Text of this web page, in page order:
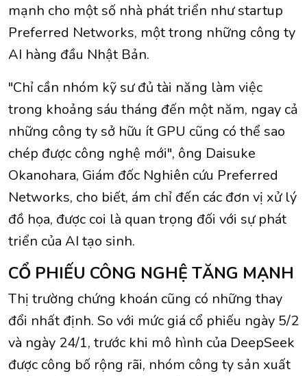
mạnh cho một số nhà phát triển như startup
Preferred Networks, một trong những công ty
AI hàng đầu Nhật Bản.
"Chỉ cần nhóm kỹ sư đủ tài năng làm việc
trong khoảng sáu tháng đến một năm, ngay cả
những công ty sở hữu ít GPU cũng có thể sao
chép được công nghệ mới", ông Daisuke
Okanohara, Giám đốc Nghiên cứu Preferred
Networks, cho biết, ám chỉ đến các đơn vị xử lý
đồ họa, được coi là quan trọng đối với sự phát
triển của AI tạo sinh.
CỔ PHIẾU CÔNG NGHỆ TĂNG MẠNH
Thị trường chứng khoán cũng có những thay
đổi nhất định. So với mức giá cổ phiếu ngày 5/2
và ngày 24/1, trước khi mô hình của DeepSeek
được công bố rộng rãi, nhóm công ty sản xuất